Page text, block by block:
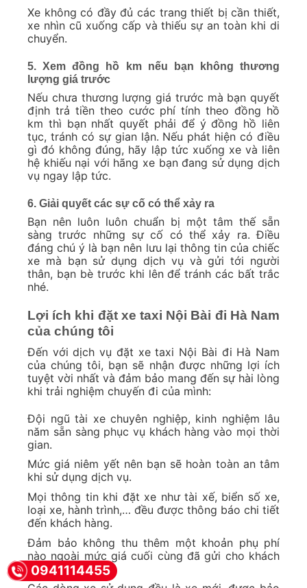
Xe không có đầy đủ các trang thiết bị cần thiết,
xe nhìn cũ xuống cấp và thiếu sự an toàn khi di
chuyển.
5. Xem đồng hồ km nếu bạn không thương
lượng giá trước
Nếu chưa thương lượng giá trước mà bạn quyết
định trả tiền theo cước phí tính theo đồng hồ
km thì bạn nhất quyết phải để ý đồng hồ liên
tục, tránh có sự gian lận. Nếu phát hiện có điều
gì đó không đúng, hãy lập tức xuống xe và liên
hệ khiếu nại với hãng xe bạn đang sử dụng dịch
vụ ngay lập tức.
6. Giải quyết các sự cố có thể xảy ra
Bạn nên luôn luôn chuẩn bị một tâm thế sẵn
sàng trước những sự cố có thể xảy ra. Điều
đáng chú ý là bạn nên lưu lại thông tin của chiếc
xe mà bạn sử dụng dịch vụ và gửi tới người
thân, bạn bè trước khi lên để tránh các bất trắc
nhé.
Lợi ích khi đặt xe taxi Nội Bài đi Hà Nam
của chúng tôi
Đến với dịch vụ đặt xe taxi Nội Bài đi Hà Nam
của chúng tôi, bạn sẽ nhận được những lợi ích
tuyệt vời nhất và đảm bảo mang đến sự hài lòng
khi trải nghiệm chuyến đi của mình:
Đội ngũ tài xe chuyên nghiệp, kinh nghiệm lâu
năm sẵn sàng phục vụ khách hàng vào mọi thời
gian.
Mức giá niêm yết nên bạn sẽ hoàn toàn an tâm
khi sử dụng dịch vụ.
Mọi thông tin khi đặt xe như tài xế, biển số xe,
loại xe, hành trình,… đều được thông báo chi tiết
đến khách hàng.
Đảm bảo không thu thêm một khoản phụ phí
nào ngoài mức giá cuối cùng đã gửi cho khách
hàng.
0941114455